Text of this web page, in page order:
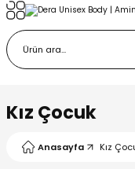
Kız Çocuk
Anasayfa Kız
Bere ve Eldiven
Ürünleri